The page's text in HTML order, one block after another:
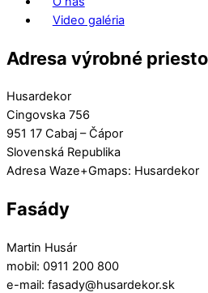
Video galéria
Adresa výrobné
Husardekor
Cingovska 756
951 17 Cabaj – Čápor
Slovenská Republika
Adresa Waze+Gmaps: Husardekor
Fasády
Martin Husár
mobil: 0911 200 800
e-mail: fasady@husardekor.sk